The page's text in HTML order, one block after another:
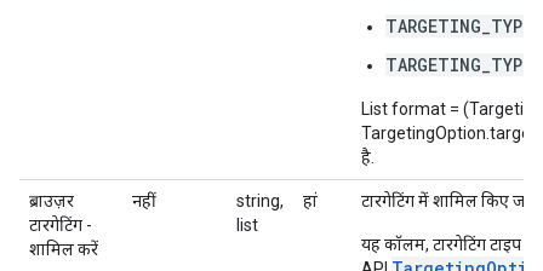
List format =
है.
ब्राउज़र
टारगेटिंग -
शामिल करें
नहीं
string,
list
हां टारगेटिंग में शामिल किए
यह कॉलम, टारगेटिंग टाइप